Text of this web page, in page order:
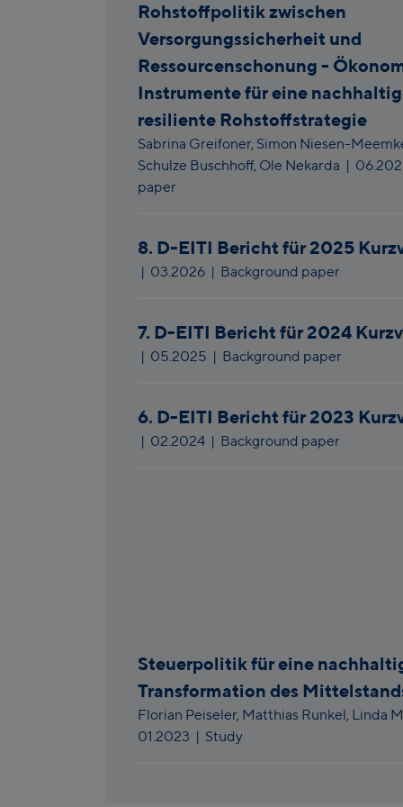
Rohstoffpolitik zwischen
Versorgungssicherheit und
Ressourcenschonung -
Instrumente für eine
resiliente Rohstoffstrategie
Sabrina Greifoner, Simon Niesen-
Schulze Buschhoff, Ole Nekarda |
paper
8. D-EITI Bericht für 2025
| 03.2026 | Background paper
7. D-EITI Bericht für 2024
| 05.2025 | Background paper
6. D-EITI Bericht für 2023
| 02.2024 | Background paper
Steuerpolitik für eine
Transformation des
Florian Peiseler, Matthias Runkel, Linda
01.2023 | Study